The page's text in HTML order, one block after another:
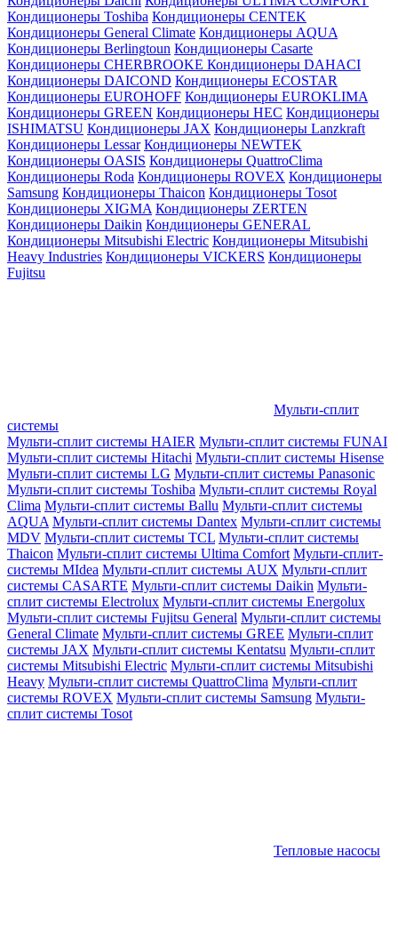
Кондиционеры Toshiba Кондиционеры CENTEK
Кондиционеры General Climate Кондиционеры AQUA
Кондиционеры Berlingtoun Кондиционеры Casarte
Кондиционеры CHERBROOKE Кондиционеры DAHACI
Кондиционеры DAICOND Кондиционеры ECOSTAR
Кондиционеры EUROHOFF Кондиционеры EUROKLIMA
Кондиционеры GREEN Кондиционеры HEC Кондиционеры
ISHIMATSU Кондиционеры JAX Кондиционеры Lanzkraft
Кондиционеры Lessar Кондиционеры NEWTEK
Кондиционеры OASIS Кондиционеры QuattroClima
Кондиционеры Roda Кондиционеры ROVEX Кондиционеры
Samsung Кондиционеры Thaicon Кондиционеры Tosot
Кондиционеры XIGMA Кондиционеры ZERTEN
Кондиционеры Daikin Кондиционеры GENERAL
Кондиционеры Mitsubishi Electric Кондиционеры Mitsubishi
Heavy Industries Кондиционеры VICKERS Кондиционеры
Fujitsu
Мульти-сплит
системы
Мульти-сплит системы HAIER Мульти-сплит системы FUNAI
Мульти-сплит системы Hitachi Мульти-сплит системы Hisense
Мульти-сплит системы LG Мульти-сплит системы Panasonic
Мульти-сплит системы Toshiba Мульти-сплит системы Royal
Clima Мульти-сплит системы Ballu Мульти-сплит системы
AQUA Мульти-сплит системы Dantex Мульти-сплит системы
MDV Мульти-сплит системы TCL Мульти-сплит системы
Thaicon Мульти-сплит системы Ultima Comfort Мульти-сплит-
системы MIdea Мульти-сплит системы AUX Мульти-сплит
системы CASARTE Мульти-сплит системы Daikin Мульти-
сплит системы Electrolux Мульти-сплит системы Energolux
Мульти-сплит системы Fujitsu General Мульти-сплит системы
General Climate Мульти-сплит системы GREE Мульти-сплит
системы JAX Мульти-сплит системы Kentatsu Мульти-сплит
системы Mitsubishi Electric Мульти-сплит системы Mitsubishi
Heavy Мульти-сплит системы QuattroClima Мульти-сплит
системы ROVEX Мульти-сплит системы Samsung Мульти-
сплит системы Tosot
Тепловые насосы